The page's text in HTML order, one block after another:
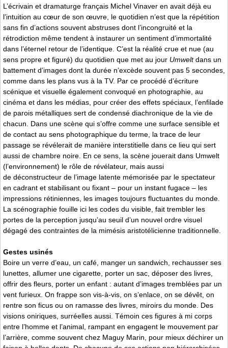
L’écrivain et dramaturge français Michel Vinaver en avait déjà eu
l’intuition au cœur de son œuvre, le quotidien n’est que la répétition
sans fin d’actions souvent abstruses dont l’incongruité et la
rétrodiction même tendent à instaurer un sentiment d’immortalité
dans l’éternel retour de l’identique. C’est la réalité crue et nue (au
sens propre et figuré) du quotidien que met au jour Umweltdans un
battement d’images dont la durée n’excède souvent pas 5 secondes,
comme dans les plans vus à la TV. Par ce procédé d’écriture
scénique et visuelle également convoqué en photographie, au
cinéma et dans les médias, pour créer des effets spéciaux, l’enfilade
de parois métalliques sert de condensé diachronique de la vie de
chacun. Dans une scène qui s’offre comme une surface sensible et
de contact au sens photographique du terme, la trace de leur
passage se révélerait de manière interstitielle dans ce lieu qui sert
aussi de chambre noire. En ce sens, la scène jouerait dans Umwelt
(l’environnement) le rôle de révélateur, mais aussi
de déconstructeur de l’image latente mémorisée par le spectateur
en cadrant et stabilisant ou fixant – pour un instant fugace – les
impressions rétiniennes, les images toujours fluctuantes du monde.
La scénographie fouille ici les codes du visible, fait trembler les
portes de la perception jusqu’au seuil d’un nouvel ordre visuel
dégagé des contraintes de la mimésis aristotélicienne traditionnelle.
Gestes usinés
Boire un verre d’eau, un café, manger un sandwich, rechausser ses
lunettes, allumer une cigarette, porter un sac, déposer des livres,
offrir des fleurs, porter un enfant : autant d’images tremblées par un
vent furieux. On frappe son vis-à-vis, on s’enlace, on se dévêt, on
rentre son ficus ou on ramasse des livres, miroirs du monde. Des
visions oniriques, surréelles aussi. Témoin ces figures à mi corps
entre l’homme et l’animal, rampant en engagent le mouvement par
l’arrière, comme souvent chez Maguy Marin, pour mieux déchirer un